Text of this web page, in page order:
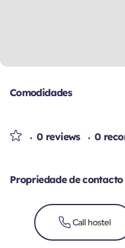
Comodidades
0 reviews 0
Propriedade de contacto
Call hostel